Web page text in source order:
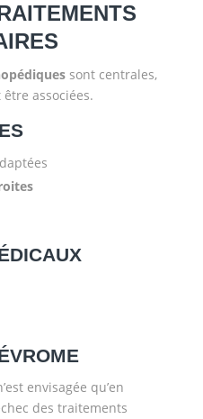
sont centrales,
associées.
envisagée qu’en
des traitements